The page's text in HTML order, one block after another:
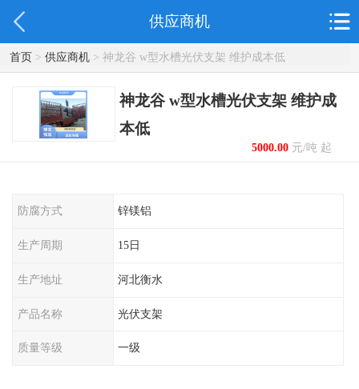
供应商机
首页> 供应商机> 神龙谷 w型水槽光伏支架 维护成本低
神龙谷 w型水槽光伏支架 维护成
本低
5000.00元/吨 起
防腐方式 锌镁铝
生产周期 15日
生产地址 河北衡水
产品名称 光伏支架
质量等级 一级